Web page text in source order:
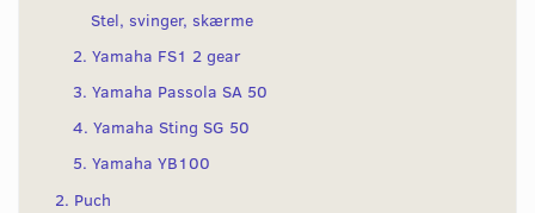
Stel, svinger, skærme
2. Yamaha FS1 2 gear
3. Yamaha Passola SA 50
4. Yamaha Sting SG 50
5. Yamaha YB100
2. Puch